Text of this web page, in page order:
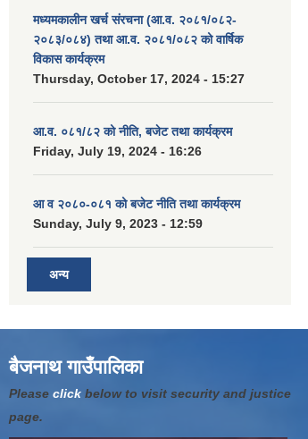
मध्यमकालीन खर्च संरचना (आ.व. २०८१/०८२-
२०८३/०८४) तथा आ.व. २०८१/०८२ को वार्षिक
विकास कार्यक्रम
Thursday, October 17, 2024 - 15:27
आ.व. ०८१/८२ को नीति, बजेट तथा कार्यक्रम
Friday, July 19, 2024 - 16:26
आ व २०८०-०८१ को बजेट नीति तथा कार्यक्रम
Sunday, July 9, 2023 - 12:59
अन्य
बैजनाथ गाउँपालिका
Please click below to visit security and justice
page.